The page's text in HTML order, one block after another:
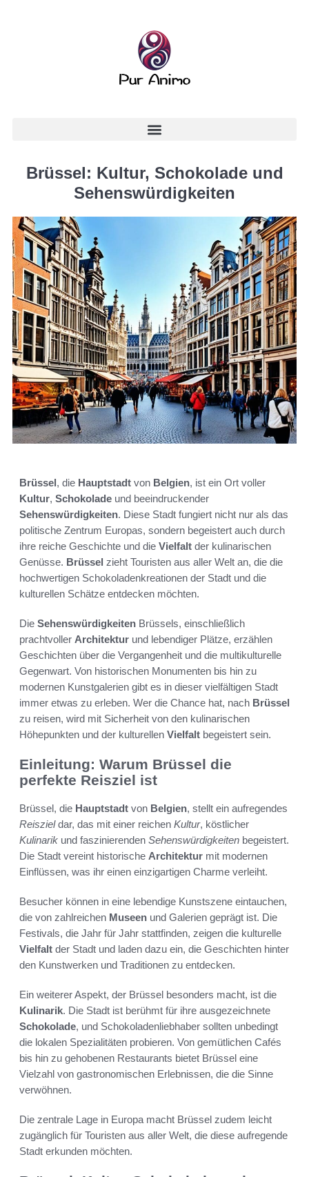
Brüssel: Kultur, Schokolade und
Sehenswürdigkeiten
Brüssel, die Hauptstadt von Belgien, ist ein Ort voller
Kultur, Schokolade und beeindruckender
Sehenswürdigkeiten. Diese Stadt fungiert nicht nur als das
politische Zentrum Europas, sondern begeistert auch durch
ihre reiche Geschichte und die Vielfalt der kulinarischen
Genüsse. Brüssel zieht Touristen aus aller Welt an, die die
hochwertigen Schokoladenkreationen der Stadt und die
kulturellen Schätze entdecken möchten.
Die Sehenswürdigkeiten Brüssels, einschließlich
prachtvoller Architektur und lebendiger Plätze, erzählen
Geschichten über die Vergangenheit und die multikulturelle
Gegenwart. Von historischen Monumenten bis hin zu
modernen Kunstgalerien gibt es in dieser vielfältigen Stadt
immer etwas zu erleben. Wer die Chance hat, nach Brüssel
zu reisen, wird mit Sicherheit von den kulinarischen
Höhepunkten und der kulturellen Vielfalt begeistert sein.
Einleitung: Warum Brüssel die
perfekte Reisziel ist
Brüssel, die Hauptstadt von Belgien, stellt ein aufregendes
Reiszieldar, das mit einer reichen Kultur, köstlicher
Kulinarik und faszinierenden Sehenswürdigkeiten begeistert.
Die Stadt vereint historische Architektur mit modernen
Einflüssen, was ihr einen einzigartigen Charme verleiht.
Besucher können in eine lebendige Kunstszene eintauchen,
die von zahlreichen Museen und Galerien geprägt ist. Die
Festivals, die Jahr für Jahr stattfinden, zeigen die kulturelle
Vielfalt der Stadt und laden dazu ein, die Geschichten hinter
den Kunstwerken und Traditionen zu entdecken.
Ein weiterer Aspekt, der Brüssel besonders macht, ist die
Kulinarik. Die Stadt ist berühmt für ihre ausgezeichnete
Schokolade, und Schokoladenliebhaber sollten unbedingt
die lokalen Spezialitäten probieren. Von gemütlichen Cafés
bis hin zu gehobenen Restaurants bietet Brüssel eine
Vielzahl von gastronomischen Erlebnissen, die die Sinne
verwöhnen.
Die zentrale Lage in Europa macht Brüssel zudem leicht
zugänglich für Touristen aus aller Welt, die diese aufregende
Stadt erkunden möchten.